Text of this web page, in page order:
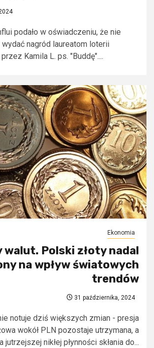
podało w oświadczeniu, że nie
nagród laureatom loterii
Kamila L. ps. "Buddę"....
Ekonomia
walut. Polski złoty nadal
na wpływ światowych
trendów
31 października, 2024
notuje dziś większych zmian - presja
wokół PLN pozostaje utrzymana, a
nikłej płynności skłania do...